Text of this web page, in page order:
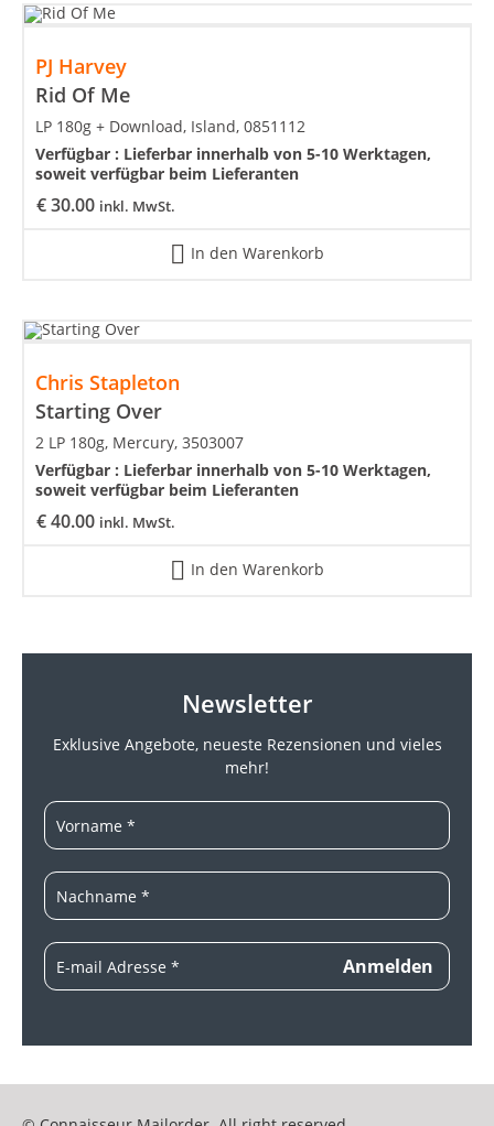
PJ Harvey
Rid Of Me
€30.00 inkl. MwSt.
LP 180g + Download, Island, 0851112
Verfügbar : Lieferbar innerhalb von 5-10 Werktagen,
soweit verfügbar beim Lieferanten
In den Warenkorb
Chris Stapleton
Starting Over
€40.00 inkl. MwSt.
2 LP 180g, Mercury, 3503007
Verfügbar : Lieferbar innerhalb von 5-10 Werktagen,
soweit verfügbar beim Lieferanten
In den Warenkorb
Newsletter
Exklusive Angebote, neueste Rezensionen und vieles
mehr!